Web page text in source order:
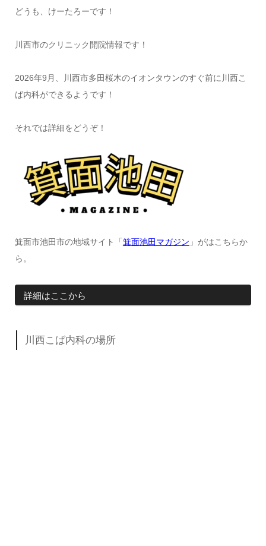
どうも、けーたろーです！
川西市のクリニック開院情報です！
2026年9月、川西市多田桜木のイオンタウンのすぐ前に川西こ
ば内科ができるようです！
それでは詳細をどうぞ！
箕面市池田市の地域サイト「 箕面池田マガジン 」がはこちらか
ら。
詳細はここから
川西こば内科の場所